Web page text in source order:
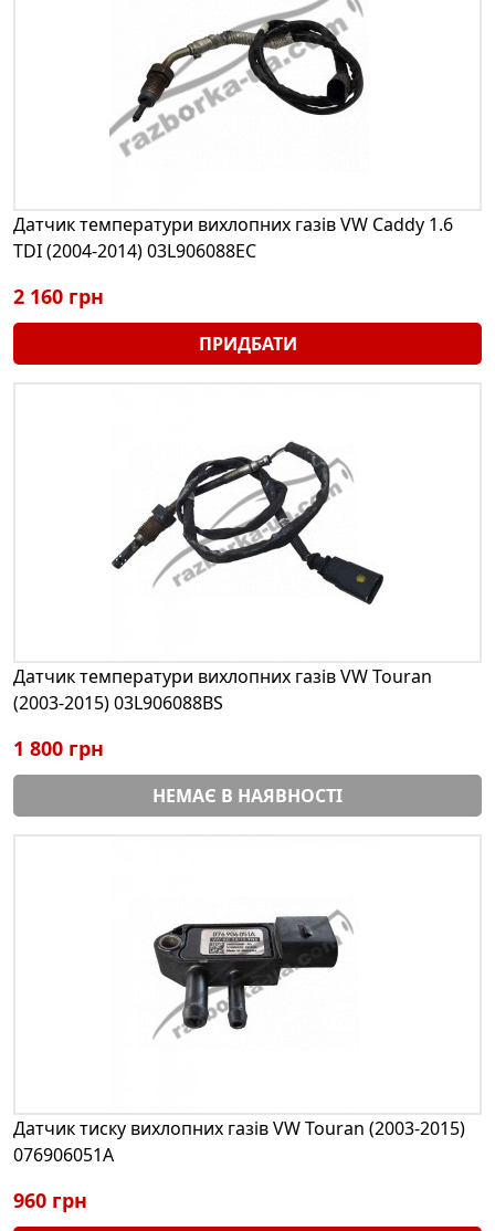
Датчик температури вихлопних газів VW Caddy 1.6
TDI (2004-2014) 03L906088EC
2 160 грн
ПРИДБАТИ
Датчик температури вихлопних газів VW Touran
(2003-2015) 03L906088BS
1 800 грн
НЕМАЄ В НАЯВНОСТІ
Датчик тиску вихлопних газів VW Touran (2003-2015)
076906051A
960 грн